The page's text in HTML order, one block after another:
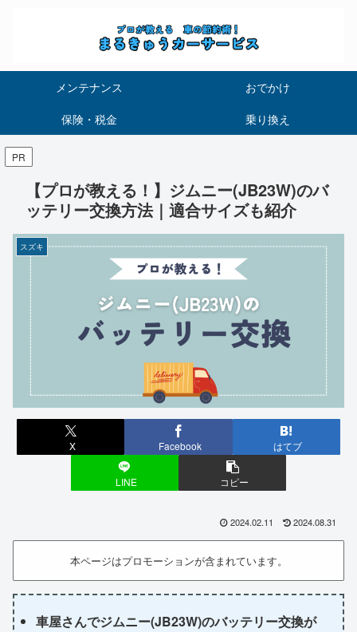
メンテナンス
おでかけ
保険・税金
乗り換え
PR
【プロが教える！】ジムニー(JB23W)のバ
ッテリー交換方法｜適合サイズも紹介
スズキ
X Facebook はてブ
LINE コピー
2024.02.11 2024.08.31
本ページはプロモーションが含まれています。
車屋さんでジムニー(JB23W)のバッテリー交換が